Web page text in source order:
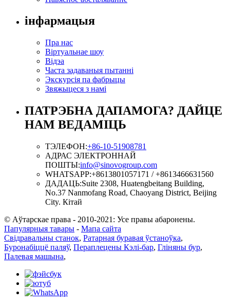
інфармацыя
Пра нас
Віртуальнае шоу
Відэа
Часта задаваныя пытанні
Экскурсія па фабрыцы
Звяжыцеся з намі
ПАТРЭБНА ДАПАМОГА? ДАЙЦЕ
НАМ ВЕДАМІЦЬ
ТЭЛЕФОН:+86-10-51908781
АДРАС ЭЛЕКТРОННАЙ
ПОШТЫ:info@sinovogroup.com
WHATSAPP:+8613801057171 / +8613466631560
ДАДАЦЬ:Suite 2308, Huatengbeitang Building,
No.37 Nanmofang Road, Chaoyang District, Beijing
City. Кітай
© Аўтарскае права - 2010-2021: Усе правы абаронены.
Папулярныя тавары - Мапа сайта
Свідравальны станок, Ратарная буравая ўстаноўка,
Буронабіццё паляў, Пераплецены Кэлі-бар, Гліняны бур,
Палевая машына,